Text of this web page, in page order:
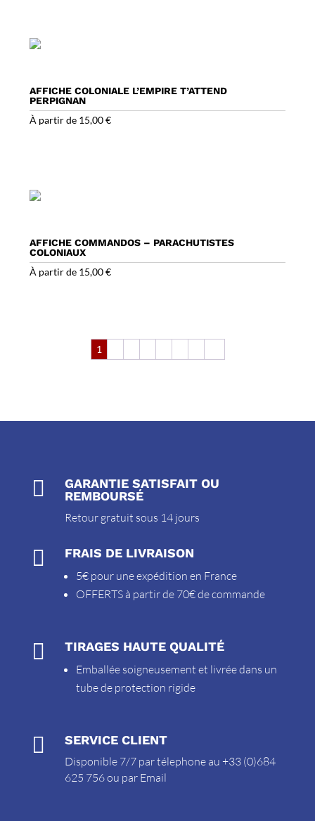
AFFICHE COLONIALE L’EMPIRE T’ATTEND
PERPIGNAN
À partir de 15,00€
AFFICHE COMMANDOS – PARACHUTISTES
COLONIAUX
À partir de 15,00€
1

GARANTIE SATISFAIT OU
REMBOURSÉ
Retour gratuit sous 14 jours
 FRAIS DE LIVRAISON
5€ pour une expédition en France
OFFERTS à partir de 70€ de commande
 TIRAGES HAUTE QUALITÉ
Emballée soigneusement et livrée dans un
tube de protection rigide
 SERVICE CLIENT
Disponible 7/7 par télephone au +33 (0)684
625 756 ou par Email